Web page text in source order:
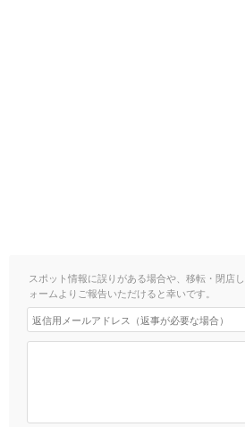
スポット情報に誤りがある場合や、移転・閉店
ォームよりご報告いただけると幸いです。